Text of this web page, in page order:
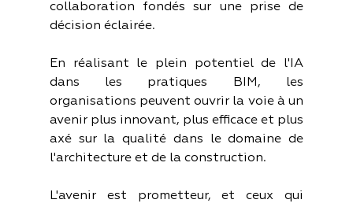
collaboration fondés sur une prise de
décision éclairée.
En réalisant le plein potentiel de l'IA
dans les pratiques BIM, les
organisations peuvent ouvrir la voie à un
avenir plus innovant, plus efficace et plus
axé sur la qualité dans le domaine de
l'architecture et de la construction.
L'avenir est prometteur, et ceux qui